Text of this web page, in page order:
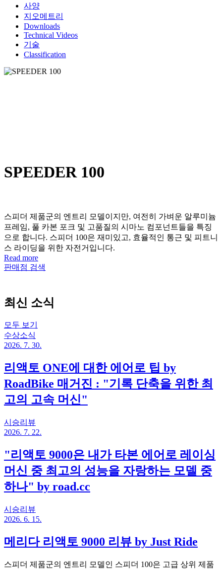
사양
지오메트리
Downloads
Technical Videos
기술
Classification
SPEEDER 100
스피더 제품군의 엔트리 모델이지만, 여전히 가벼운 알루미늄
프레임, 풀 카본 포크 및 고품질의 시마노 컴포넌트들을 특징
으로 합니다. 스피더 100은 재미있고, 효율적인 통근 및 피트니
스 라이딩을 위한 자전거입니다.
Read more
판매점 검색
최신 소식
모두 보기
수상소식
2026. 7. 30.
리액토 ONE에 대한 에어로 팁 by
RoadBike 매거진 : "기록 단축을 위한 최
고의 고속 머신"
시승리뷰
2026. 7. 22.
"리액토 9000은 내가 타본 에어로 레이싱
머신 중 최고의 성능을 자랑하는 모델 중
하나" by road.cc
시승리뷰
2026. 6. 15.
메리다 리액토 9000 리뷰 by Just Ride
스피더 제품군의 엔트리 모델인 스피더 100은 고급 상위 제품